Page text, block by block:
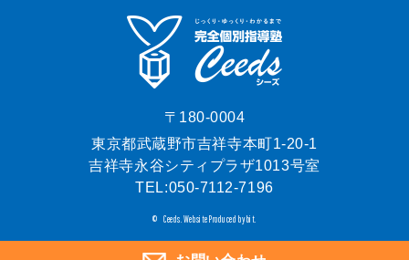
〒180-0004
東京都武蔵野市吉祥寺本町1-20-1
吉祥寺永谷シティプラザ1013号室
TEL:050-7112-7196
© Ceeds. Website Produced by bit.